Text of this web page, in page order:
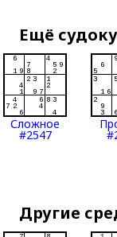
Ещё судоку
Сложное
#2547
Другие